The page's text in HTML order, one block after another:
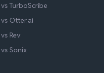
vs TurboScribe
vs Otter.ai
vs Rev
vs Sonix